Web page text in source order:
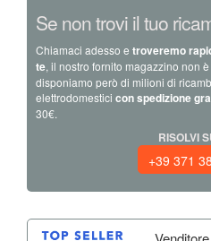
Se non trovi il tuo
Chiamaci adesso e troveremo
te, il nostro fornito magazzino non
disponiamo però di milioni di
elettrodomestici con spedizione
30€.
RISOLVI
+39 371